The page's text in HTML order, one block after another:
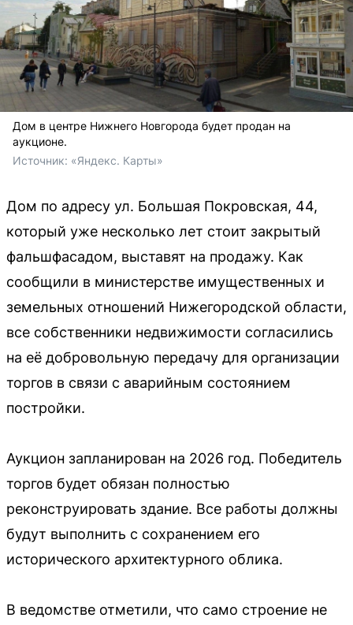
Дом в центре Нижнего Новгорода будет продан на
аукционе.
Источник: «Яндекс. Карты»
Дом по адресу ул. Большая Покровская, 44,
который уже несколько лет стоит закрытый
фальшфасадом, выставят на продажу. Как
сообщили в министерстве имущественных и
земельных отношений Нижегородской области,
все собственники недвижимости согласились
на её добровольную передачу для организации
торгов в связи с аварийным состоянием
постройки.
Аукцион запланирован на 2026 год. Победитель
торгов будет обязан полностью
реконструировать здание. Все работы должны
будут выполнить с сохранением его
исторического архитектурного облика.
В ведомстве отметили, что само строение не